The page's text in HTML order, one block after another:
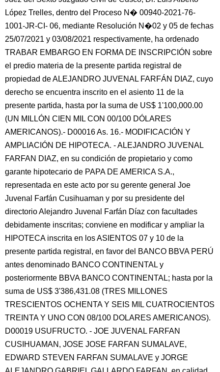
López Trelles, dentro del Proceso N� 00940-2021-76-
1001-JR-CI- 06, mediante Resolución N�02 y 05 de fechas
25/07/2021 y 03/08/2021 respectivamente, ha ordenado
TRABAR EMBARGO EN FORMA DE INSCRIPCIÓN sobre
el predio materia de la presente partida registral de
propiedad de ALEJANDRO JUVENAL FARFÁN DIAZ, cuyo
derecho se encuentra inscrito en el asiento 11 de la
presente partida, hasta por la suma de US$ 1'100,000.00
(UN MILLÓN CIEN MIL CON 00/100 DÓLARES
AMERICANOS).- D00016 As. 16.- MODIFICACIÓN Y
AMPLIACIÓN DE HIPOTECA. - ALEJANDRO JUVENAL
FARFAN DIAZ, en su condición de propietario y como
garante hipotecario de PAPA DE AMERICA S.A.,
representada en este acto por su gerente general Joe
Juvenal Farfán Cusihuaman y por su presidente del
directorio Alejandro Juvenal Farfán Díaz con facultades
debidamente inscritas; conviene en modificar y ampliar la
HIPOTECA inscrita en los ASIENTOS 07 y 10 de la
presente partida registral, en favor del BANCO BBVA PERÚ
antes denominado BANCO CONTINENTAL y
posteriormente BBVA BANCO CONTINENTAL; hasta por la
suma de US$ 3'386,431.08 (TRES MILLONES
TRESCIENTOS OCHENTA Y SEIS MIL CUATROCIENTOS
TREINTA Y UNO CON 08/100 DOLARES AMERICANOS).
D00019 USUFRUCTO. - JOE JUVENAL FARFAN
CUSIHUAMAN, JOSE JOSE FARFAN SUMALAVE,
EDWARD STEVEN FARFAN SUMALAVE y JORGE